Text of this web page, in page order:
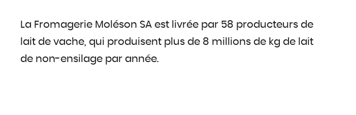
La Fromagerie Moléson SA est livrée par 58 producteurs de
lait de vache, qui produisent plus de 8 millions de kg de lait
de non-ensilage par année.